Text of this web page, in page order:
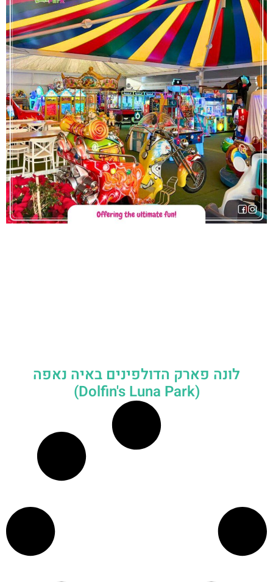
לונה פארק הדולפינים באיה נאפה
(Dolfin's Luna Park)